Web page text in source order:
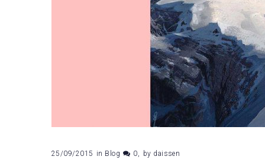
25/09/2015 in Blog 0 by daissen